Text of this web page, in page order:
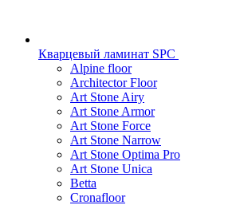
Кварцевый ламинат SPC
Alpine floor
Architector Floor
Art Stone Airy
Art Stone Armor
Art Stone Force
Art Stone Narrow
Art Stone Optima Pro
Art Stone Unica
Betta
Cronafloor